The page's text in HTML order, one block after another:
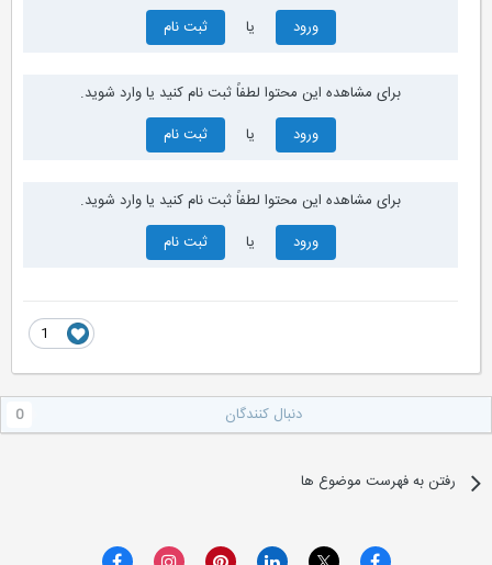
ورود
ثبت نام
برای مشاهده این محتوا لطفاً ثبت نام کنید یا وارد شوید.
ورود
ثبت نام
برای مشاهده این محتوا لطفاً ثبت نام کنید یا وارد شوید.
ورود
ثبت نام
دنبال کنندگان
رفتن به فهرست موضوع ها